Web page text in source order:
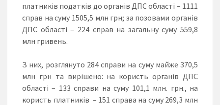
платників податків до органів ДПС області – 1111
справ на суму 1505,5 млн грн; за позовами органів
ДПС області – 224 справ на загальну суму 559,8
млн гривень.
З них, розглянуто 284 справи на суму майже 370,5
млн грн та вирішено: на користь органів ДПС
області – 133 справи на суму 101,1 млн. грн., на
користь платників – 151 справа на суму 269,3 млн